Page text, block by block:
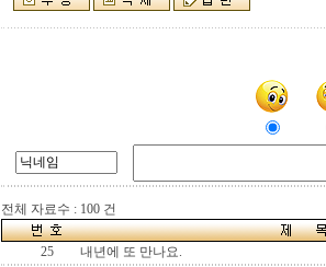
전체 자료수 : 100 건
25
내년에 또 만나요.